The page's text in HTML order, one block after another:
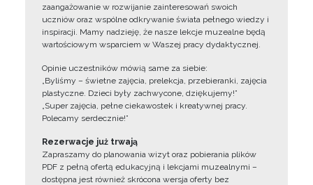
zaangażowanie w rozwijanie zainteresowań swoich
uczniów oraz wspólne odkrywanie świata pełnego wiedzy i
inspiracji. Mamy nadzieję, że nasze lekcje muzealne będą
wartościowym wsparciem w Waszej pracy dydaktycznej.
Opinie uczestników mówią same za siebie:
„Byliśmy – świetne zajęcia, prelekcja, przebieranki, zajęcia
plastyczne. Dzieci były zachwycone, dziękujemy!”
„Super zajęcia, pełne ciekawostek i kreatywnej pracy.
Polecamy serdecznie!”
Rezerwacje już trwają
Zapraszamy do planowania wizyt oraz pobierania plików
PDF z pełną ofertą edukacyjną i lekcjami muzealnymi –
dostępna jest również skrócona wersja oferty bez